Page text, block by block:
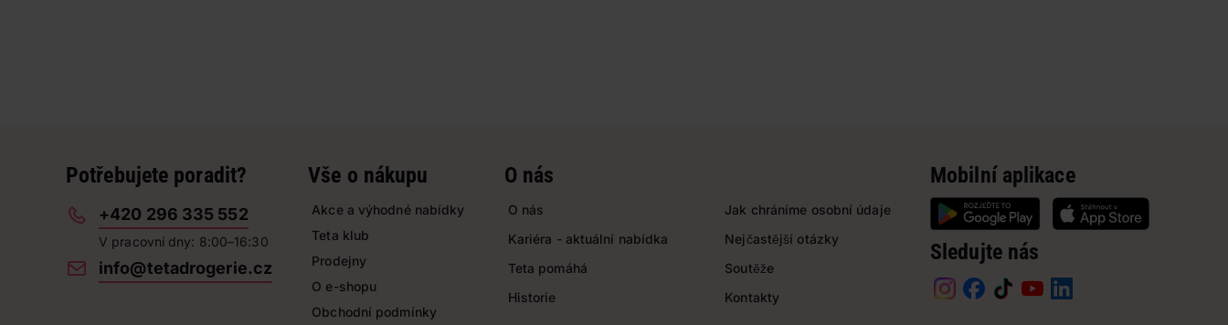
Potřebujete poradit?
+420 296 335 552
V pracovní dny: 8:00–16:30
info@tetadrogerie.cz
Vše o nákupu
Akce a výhodné nabídky
Teta klub
Prodejny
O e-shopu
Obchodní podmínky
O nás
O nás
Kariéra - aktuální nabídka
Teta pomáhá
Historie
Jak chráníme osobní údaje
Nejčastější otázky
Soutěže
Kontakty
Mobilní aplikace
Sledujte nás